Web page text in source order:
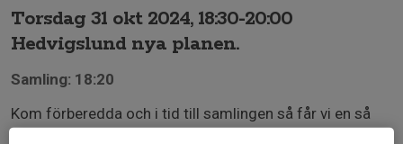
Torsdag 31 okt 2024, 18:30-20:00
Hedvigslund nya planen.
Samling: 18:20
Kom förberedda och i tid till samlingen så får vi en så
bra träning som möjligt. Välkomna